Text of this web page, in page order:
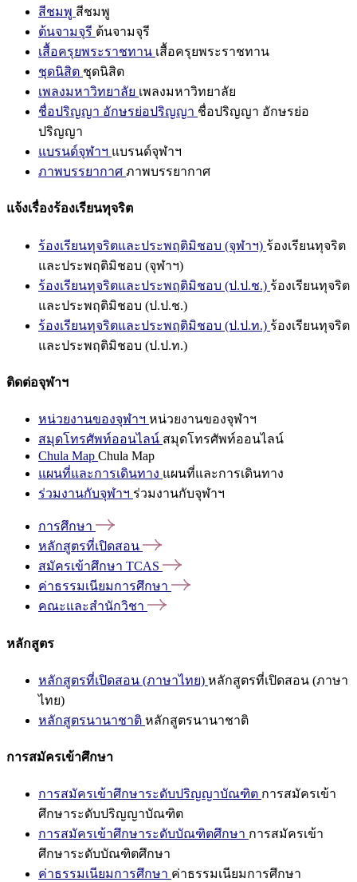
สีชมพู สีชมพู
ต้นจามจุรี ต้นจามจุรี
เสื้อครุยพระราชทาน เสื้อครุยพระราชทาน
ชุดนิสิต ชุดนิสิต
เพลงมหาวิทยาลัย เพลงมหาวิทยาลัย
ชื่อปริญญา อักษรย่อปริญญา ชื่อปริญญา อักษรย่อ
ปริญญา
แบรนด์จุฬาฯ แบรนด์จุฬาฯ
ภาพบรรยากาศ ภาพบรรยากาศ
แจ้งเรื่องร้องเรียนทุจริต
ร้องเรียนทุจริตและประพฤติมิชอบ (จุฬาฯ) ร้องเรียนทุจริต
และประพฤติมิชอบ (จุฬาฯ)
ร้องเรียนทุจริตและประพฤติมิชอบ (ป.ป.ช.) ร้องเรียนทุจริต
และประพฤติมิชอบ (ป.ป.ช.)
ร้องเรียนทุจริตและประพฤติมิชอบ (ป.ป.ท.) ร้องเรียนทุจริต
และประพฤติมิชอบ (ป.ป.ท.)
ติดต่อจุฬาฯ
หน่วยงานของจุฬาฯ หน่วยงานของจุฬาฯ
สมุดโทรศัพท์ออนไลน์ สมุดโทรศัพท์ออนไลน์
Chula Map Chula Map
แผนที่และการเดินทาง แผนที่และการเดินทาง
ร่วมงานกับจุฬาฯ ร่วมงานกับจุฬาฯ
การศึกษา
หลักสูตรที่เปิดสอน
สมัครเข้าศึกษา TCAS
ค่าธรรมเนียมการศึกษา
คณะและสำนักวิชา
หลักสูตร
หลักสูตรที่เปิดสอน (ภาษาไทย) หลักสูตรที่เปิดสอน (ภาษา
ไทย)
หลักสูตรนานาชาติ หลักสูตรนานาชาติ
การสมัครเข้าศึกษา
การสมัครเข้าศึกษาระดับปริญญาบัณฑิต การสมัครเข้า
ศึกษาระดับปริญญาบัณฑิต
การสมัครเข้าศึกษาระดับบัณฑิตศึกษา การสมัครเข้า
ศึกษาระดับบัณฑิตศึกษา
ค่าธรรมเนียมการศึกษา ค่าธรรมเนียมการศึกษา